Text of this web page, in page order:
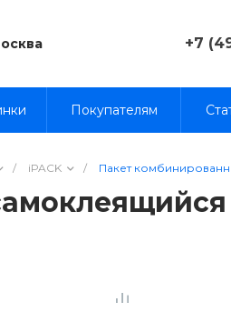
+7
8
Покупателям
/ iPACK / Пакет